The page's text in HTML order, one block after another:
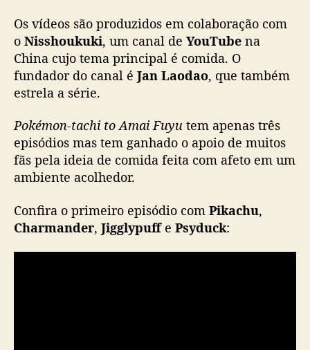
o
b
r
e
b
r
e
m
a
s
Os vídeos são produzidos em colaboração com
o Nisshoukuki, um canal de YouTube na
China cujo tema principal é comida. O
fundador do canal é Jan Laodao, que também
estrela a série.
Pokémon-tachi to Amai Fuyu tem apenas três
episódios mas tem ganhado o apoio de muitos
fãs pela ideia de comida feita com afeto em um
ambiente acolhedor.
Confira o primeiro episódio com Pikachu,
Charmander, Jigglypuff e Psyduck: